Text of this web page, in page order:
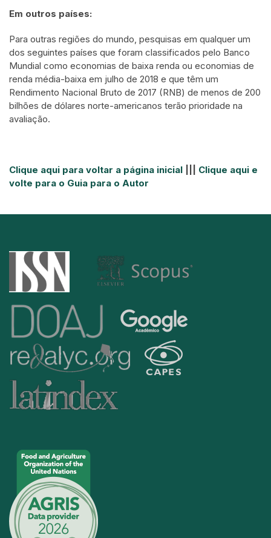
Em outros países:
Para outras regiões do mundo, pesquisas em qualquer um
dos seguintes países que foram classificados pelo Banco
Mundial como economias de baixa renda ou economias de
renda média-baixa em julho de 2018 e que têm um
Rendimento Nacional Bruto de 2017 (RNB) de menos de 200
bilhões de dólares norte-americanos terão prioridade na
avaliação.
Clique aqui para voltar a página inicial
Clique aqui e
volte para o Guia para o Autor